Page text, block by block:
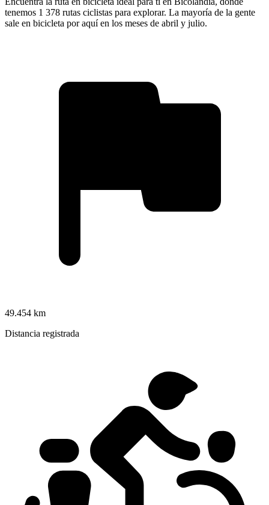
tenemos 1 378 rutas ciclistas para explorar. La mayoría de la gente
sale en bicicleta por aquí en los meses de abril y julio.
49.454 km
Distancia registrada